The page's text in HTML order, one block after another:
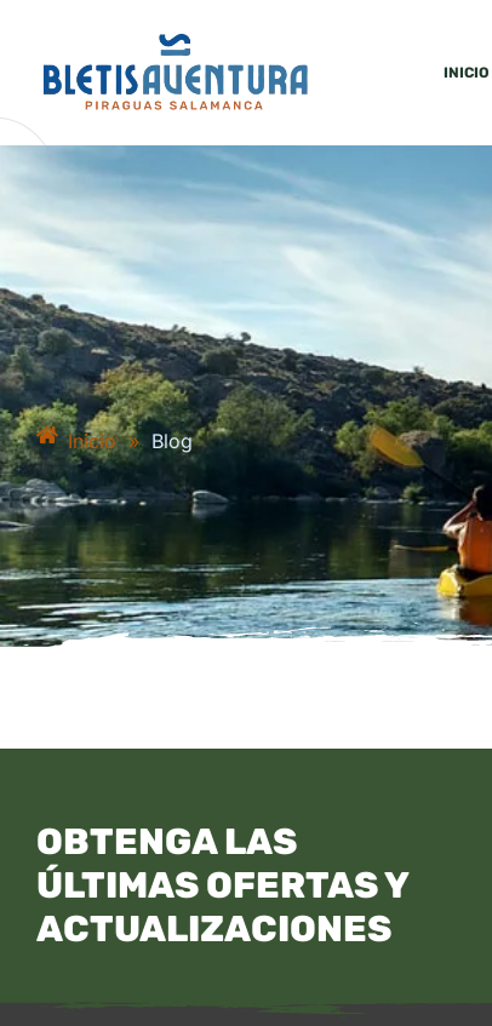
INICIO
Inicio » Blog
OBTENGA LAS
ÚLTIMAS OFERTAS Y
ACTUALIZACIONES